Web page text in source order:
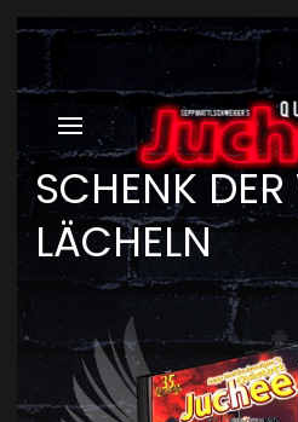
SCHENK DER
LÄCHELN